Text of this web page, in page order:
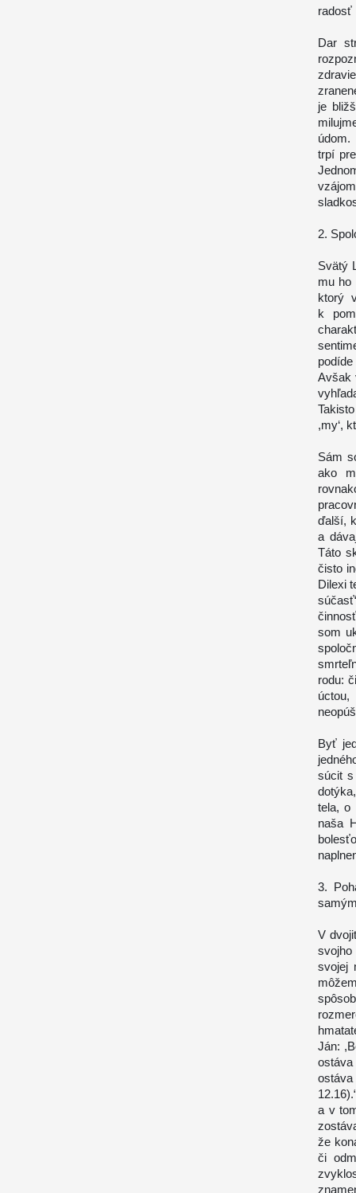
radosť
Dar
je
údom.
trpí
2.
Svätý
mu ho
ktorý
k
Avšak
,my‘,
Sám
ako
ďalší,
a
Táto
čisto
Dilexi
som
rodu:
Byť
súcit s
tela, o
naša
3.
V
svojej
Ján:
ostáva
a v
že
či